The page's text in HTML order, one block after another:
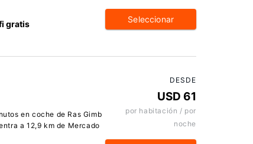
gratis Seleccionar
en coche de Ras Gimb
a 12,9 km de Mercado
DESDE
USD 61
por habitación / por
noche